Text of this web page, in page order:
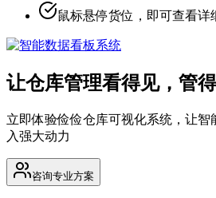
鼠标悬停货位，即可查看详
让仓库管理看得见，管
立即体验俭俭仓库可视化系统，让智
入强大动力
咨询专业方案